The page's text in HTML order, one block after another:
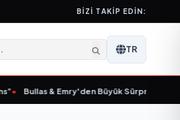
BIZI TAKIP EDIN:
TR
• Bullas & Emry'den Büyük Sürpriz! "Kaç